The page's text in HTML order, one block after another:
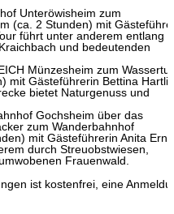
Unteröwisheim zum
(ca. 2 Stunden) mit
führt unter anderem entlang
und bedeutenden
Münzesheim zum
mit Gästeführerin Bettina
bietet Naturgenuss und
Gochsheim über das
zum Wanderbahnhof
mit Gästeführerin Anita
durch Streuobstwiesen,
Frauenwald.
ist kostenfrei, eine